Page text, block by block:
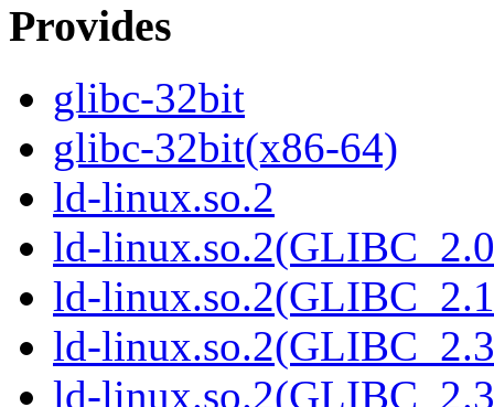
Provides
glibc-32bit
glibc-32bit(x86-64)
ld-linux.so.2
ld-
ld-
ld-
ld-